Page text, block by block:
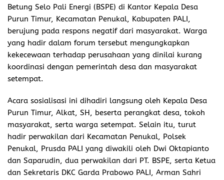
Betung Selo Pali Energi (BSPE) di Kantor Kepala Desa
Purun Timur, Kecamatan Penukal, Kabupaten PALI,
berujung pada respons negatif dari masyarakat. Warga
yang hadir dalam forum tersebut mengungkapkan
kekecewaan terhadap perusahaan yang dinilai kurang
koordinasi dengan pemerintah desa dan masyarakat
setempat.
Acara sosialisasi ini dihadiri langsung oleh Kepala Desa
Purun Timur, Alkat, SH, beserta perangkat desa, tokoh
masyarakat, serta warga setempat. Selain itu, turut
hadir perwakilan dari Kecamatan Penukal, Polsek
Penukal, Prusda PALI yang diwakili oleh Dwi Oktapianto
dan Saparudin, dua perwakilan dari PT. BSPE, serta Ketua
dan Sekretaris DKC Garda Prabowo PALI, Arman Sahri